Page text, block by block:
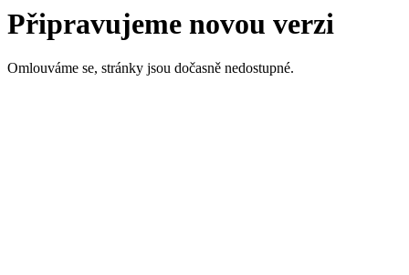
Připravujeme novou verzi
Omlouváme se, stránky jsou dočasně nedostupné.